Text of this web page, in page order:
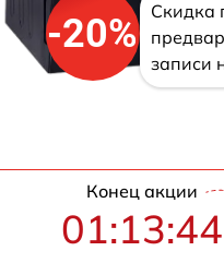
-20%
Скидка
записи
Конец акции
01:13:43